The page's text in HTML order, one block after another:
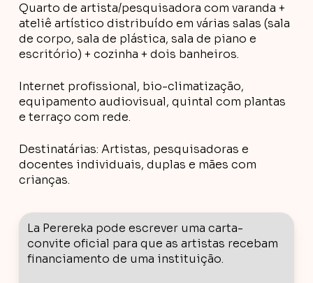
Quarto de artista/pesquisadora com varanda +
ateliê artístico distribuído em várias salas (sala
de corpo, sala de plástica, sala de piano e
escritório) + cozinha + dois banheiros.
Internet profissional, bio-climatização,
equipamento audiovisual, quintal com plantas
e terraço com rede.
Destinatárias: Artistas, pesquisadoras e
docentes individuais, duplas e mães com
crianças.
La Perereka pode escrever uma carta-
convite oficial para que as artistas recebam
financiamento de uma instituição.